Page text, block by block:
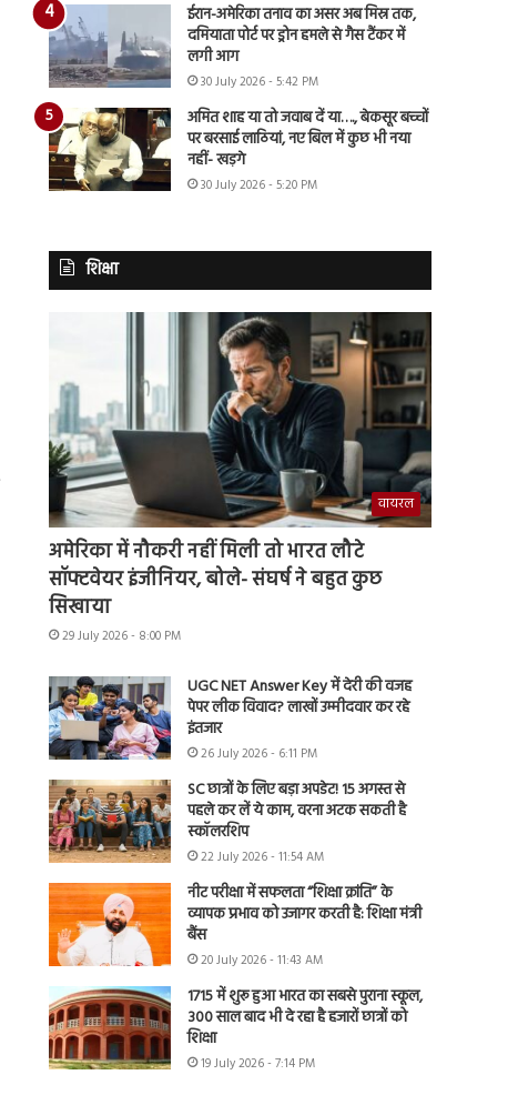
ईरान-अमेरिका तनाव का असर अब मिस्र तक,
दमियाता पोर्ट पर ड्रोन हमले से गैस टैंकर में
लगी आग
30 July 2026 - 5:42 PM
अमित शाह या तो जवाब दें या…., बेकसूर बच्चों
पर बरसाई लाठियां, नए बिल में कुछ भी नया
नहीं- खड़गे
30 July 2026 - 5:20 PM
शिक्षा
वायरल
अमेरिका में नौकरी नहीं मिली तो भारत लौटे
सॉफ्टवेयर इंजीनियर, बोले- संघर्ष ने बहुत कुछ
सिखाया
29 July 2026 - 8:00 PM
UGC NET Answer Key में देरी की वजह
पेपर लीक विवाद? लाखों उम्मीदवार कर रहे
इंतजार
26 July 2026 - 6:11 PM
SC छात्रों के लिए बड़ा अपडेट! 15 अगस्त से
पहले कर लें ये काम, वरना अटक सकती है
स्कॉलरशिप
22 July 2026 - 11:54 AM
नीट परीक्षा में सफलता “शिक्षा क्रांति” के
व्यापक प्रभाव को उजागर करती है: शिक्षा मंत्री
बैंस
20 July 2026 - 11:43 AM
1715 में शुरू हुआ भारत का सबसे पुराना स्कूल,
300 साल बाद भी दे रहा है हजारों छात्रों को
शिक्षा
19 July 2026 - 7:14 PM